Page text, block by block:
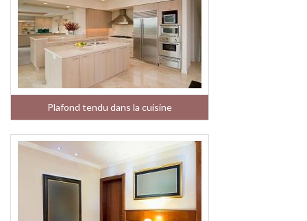
Plafond tendu dans la cuisine